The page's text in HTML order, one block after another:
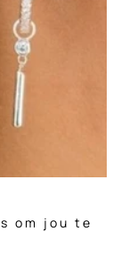
om jou te